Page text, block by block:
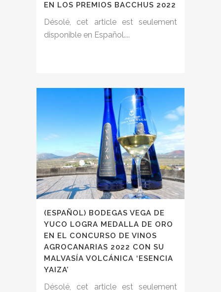
EN LOS PREMIOS BACCHUS 2022
Désolé, cet article est seulement
disponible en Español....
(ESPAÑOL) BODEGAS VEGA DE
YUCO LOGRA MEDALLA DE ORO
EN EL CONCURSO DE VINOS
AGROCANARIAS 2022 CON SU
MALVASÍA VOLCÁNICA ‘ESENCIA
YAIZA’
Désolé, cet article est seulement